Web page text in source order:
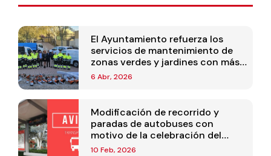
El Ayuntamiento refuerza los
servicios de mantenimiento de
zonas verdes y jardines con más
personal y maquinaria nueva
6 Abr, 2026
Modificación de recorrido y
paradas de autobuses con
motivo de la celebración del
Carnaval
10 Feb, 2026